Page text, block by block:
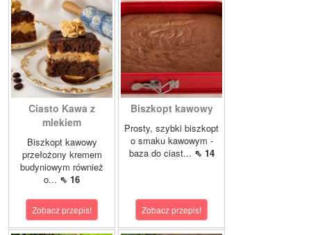
Ciasto Kawa z
mlekiem
Biszkopt kawowy
przełożony kremem
budyniowym również
o... ⇖ 16
Zobacz przepis!
Biszkopt kawowy
Prosty, szybki biszkopt
o smaku kawowym -
baza do ciast... ⇖ 14
Zobacz przepis!